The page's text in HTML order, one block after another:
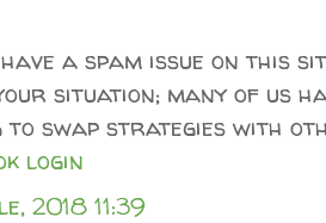
have a spam issue on this
situation; many of us
to swap strategies with
login
2018 11:39